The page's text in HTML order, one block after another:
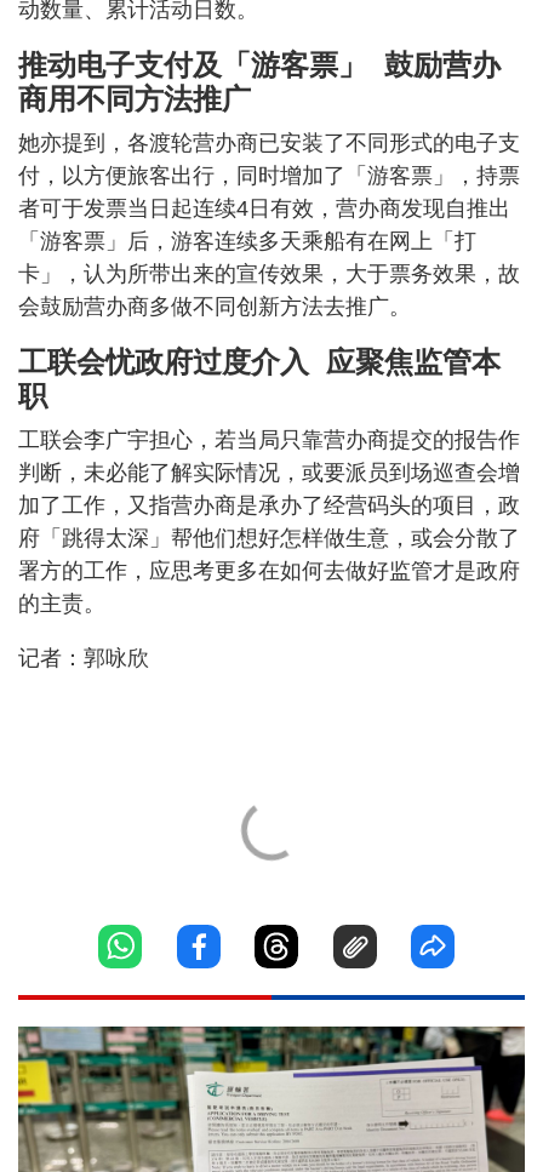
动数量、累计活动日数。
推动电子支付及「游客票」 鼓励营办
商用不同方法推广
她亦提到，各渡轮营办商已安装了不同形式的电子支
付，以方便旅客出行，同时增加了「游客票」，持票
者可于发票当日起连续4日有效，营办商发现自推出
「游客票」后，游客连续多天乘船有在网上「打
卡」，认为所带出来的宣传效果，大于票务效果，故
会鼓励营办商多做不同创新方法去推广。
工联会忧政府过度介入 应聚焦监管本
职
工联会李广宇担心，若当局只靠营办商提交的报告作
判断，未必能了解实际情况，或要派员到场巡查会增
加了工作，又指营办商是承办了经营码头的项目，政
府「跳得太深」帮他们想好怎样做生意，或会分散了
署方的工作，应思考更多在如何去做好监管才是政府
的主责。
记者：郭咏欣